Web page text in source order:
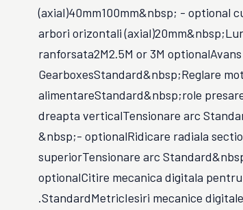
(axial)40mm100mm&nbsp; - optional
arbori orizontali
ranforsata2M2.5M or 3M
GearboxesStandard&nbsp;Reglare
alimentareStandard&nbsp;role
dreapta verticalTensionare arc
&nbsp;- optionalRidicare radiala
superiorTensionare arc
optionalCitire mecanica digitala
.StandardMetricIesiri mecanice